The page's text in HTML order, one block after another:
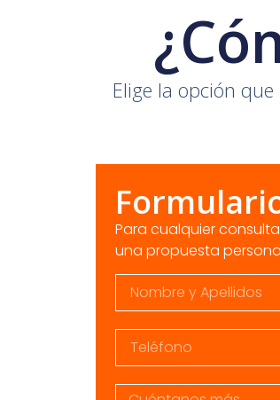
Elige la opción
Para cualquier
una propuesta